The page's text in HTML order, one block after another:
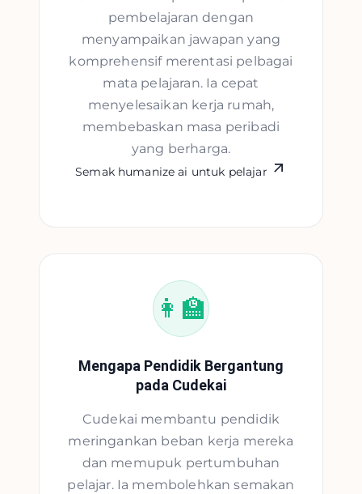
pembelajaran dengan
menyampaikan jawapan yang
komprehensif merentasi pelbagai
mata pelajaran. Ia cepat
menyelesaikan kerja rumah,
membebaskan masa peribadi
yang berharga.
Semak humanize ai untuk pelajar
👩‍🏫
Mengapa Pendidik Bergantung
pada Cudekai
Cudekai membantu pendidik
meringankan beban kerja mereka
dan memupuk pertumbuhan
pelajar. Ia membolehkan semakan